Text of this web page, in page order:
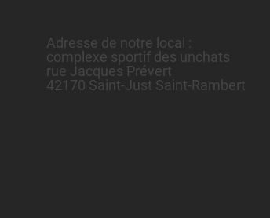
Adresse de notre local :
complexe sportif des unchats
rue Jacques Prévert
42170 Saint-Just Saint-Rambert